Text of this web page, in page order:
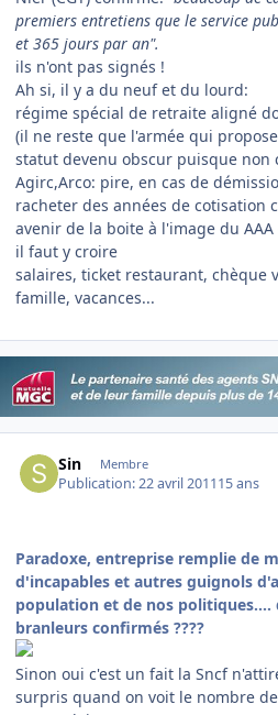
premiers entretiens que le service
et 365 jours par an".
ils n'ont pas signés !
Ah si, il y a du neuf et du lourd:
régime spécial de retraite aligné
(il ne reste que l'armée qui
statut devenu obscur puisque non
Agirc,Arco: pire, en cas de
racheter des années de cotisation
avenir de la boite à l'image du
il faut y croire
salaires, ticket restaurant, chèque
famille, vacances...
Sin Membre
Publication:22 avril 201115 ans
Paradoxe, entreprise remplie de
d'incapables et autres guignols
population et de nos
branleurs confirmés ????
Sinon oui c'est un fait la Sncf
surpris quand on voit le nombre